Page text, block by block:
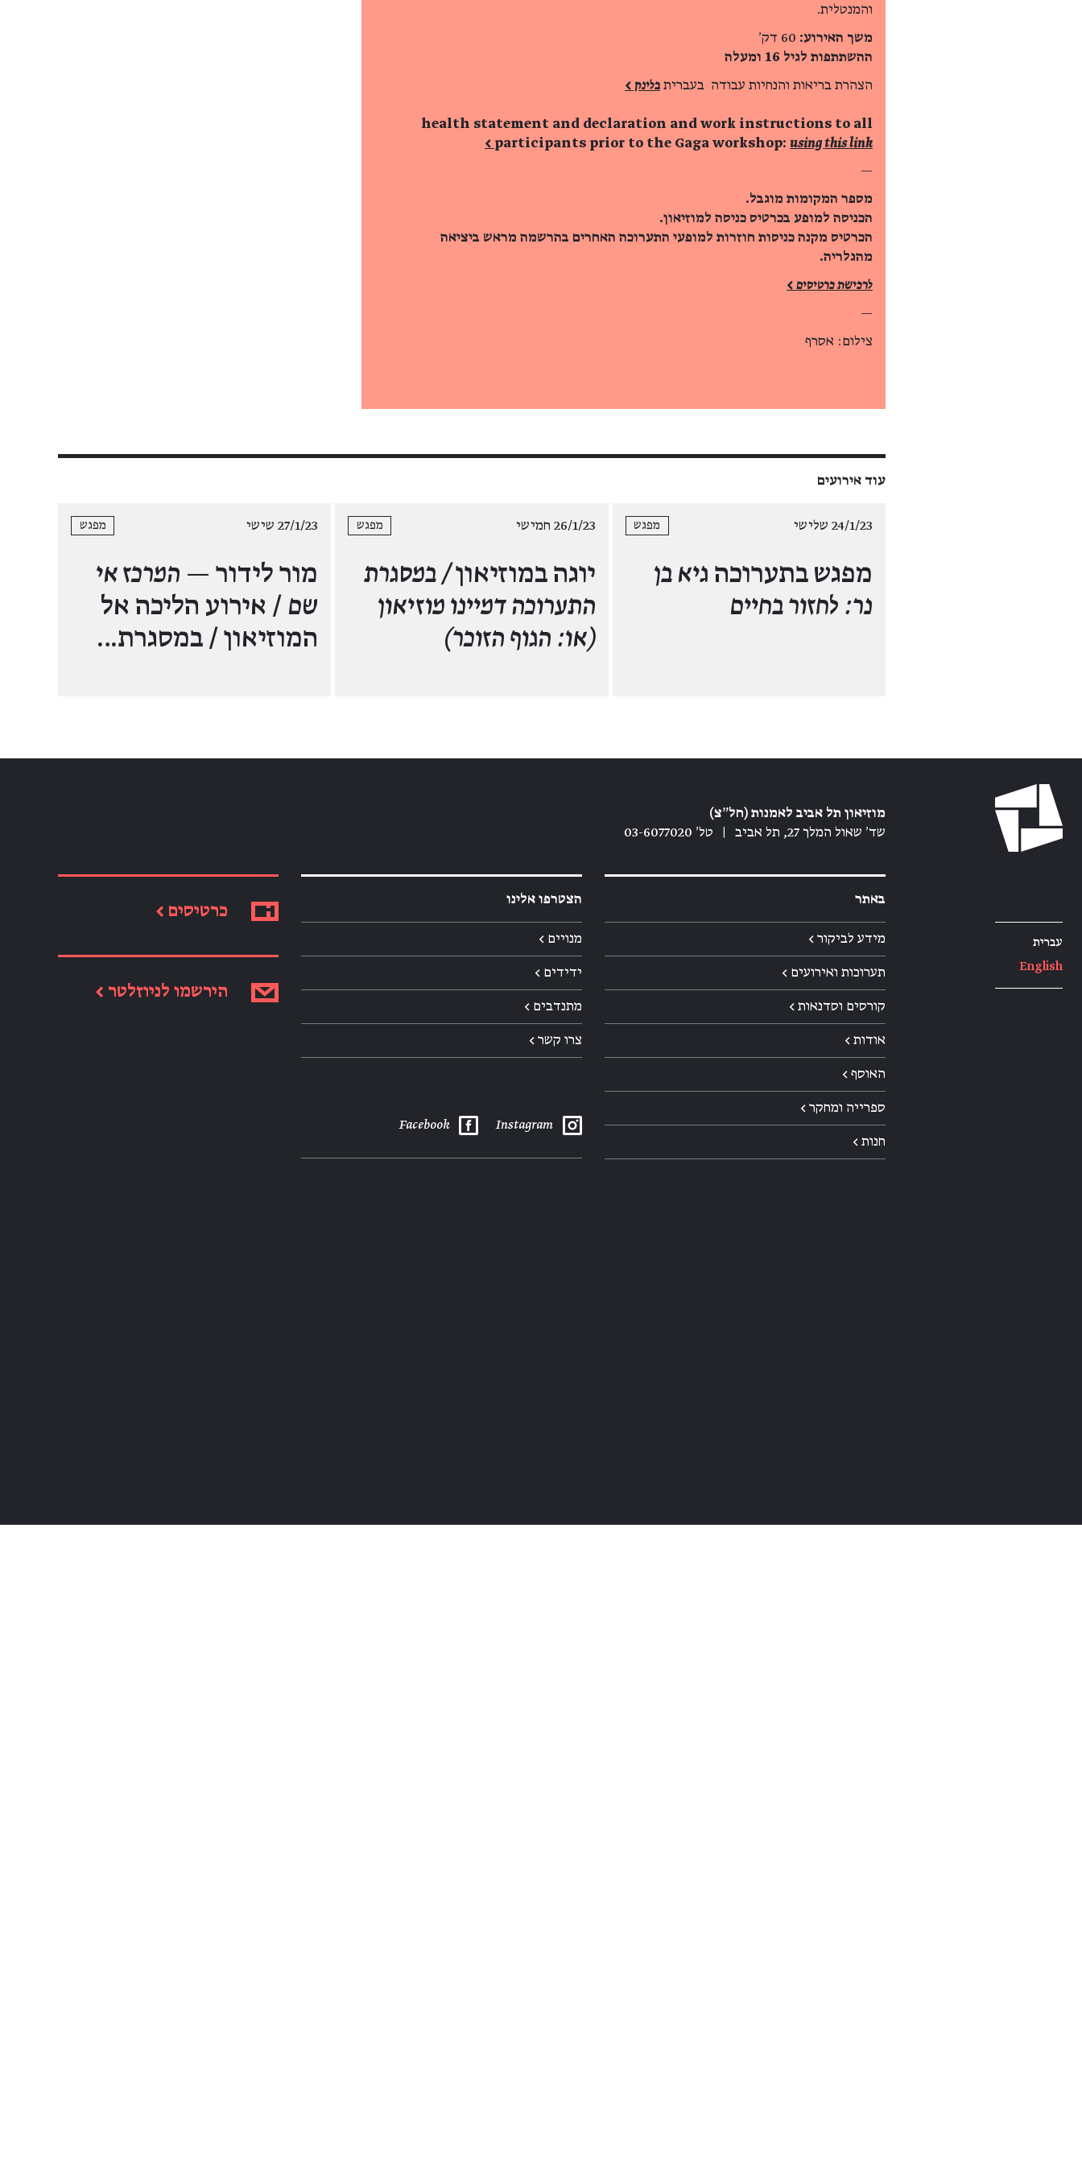
והמנטלית.
משך האירוע:
ההשתתפות לגיל 16 ומעלה
הצהרת בריאות והנחיות עבודה בעברית בלינק >
health statement and declaration and work instructions to all
participants prior to the Gaga workshop: using this link >
—
מספר המקומות מוגבל.
הכניסה למופע בכרטיס כניסה למוזיאון.
הכרטיס מקנה כניסות חוזרות למופעי התערוכה האחרים בהרשמה מראש ביציאה
מהגלריה.
לרכישת כרטיסים >
—
צילום: אסרף
עוד אירועים
24/1/23 שלישי מפגש
מפגש בתערוכה גיא בן
נר: לחזור בחיים
26/1/23 חמישי מפגש
יוגה במוזיאון/ במסגרת
התערוכה דמיינו מוזיאון
(או: הגוף הזוכר)
27/1/23 שישי מפגש
מור לידור — המרכז אי
שם / אירוע הליכה אל
המוזיאון / במסגרת…
עברית
English
מוזיאון תל אביב לאמנות (חל״צ)
שד׳ שאול המלך 27, תל אביב
טל׳ 03-6077020
באתר
מידע לביקור ←
תערוכות ואירועים ←
קורסים וסדנאות ←
אודות ←
האוסף ←
ספרייה ומחקר ←
חנות ←
הצטרפו אלינו
מנויים ←
ידידים ←
מתנדבים ←
צרו קשר ←
Instagram
Facebook
כרטיסים ←
הירשמו לניוזלטר ←